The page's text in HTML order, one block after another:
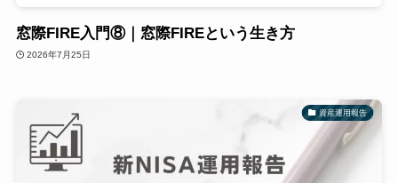
窓際FIRE入門⑧｜窓際FIREという生き方
2026年7月25日
資産運用報告